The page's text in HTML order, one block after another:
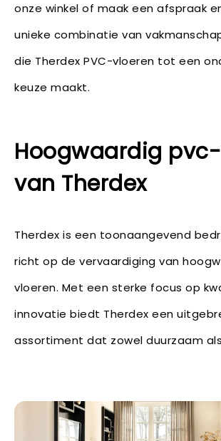
onze winkel of maak een afspraak
unieke combinatie van
die Therdex PVC-vloeren tot een
keuze maakt.
Hoogwaardig
van Therdex
Therdex is een toonaangevend
richt op de vervaardiging van
vloeren. Met een sterke focus op
innovatie biedt Therdex een
assortiment dat zowel duurzaam